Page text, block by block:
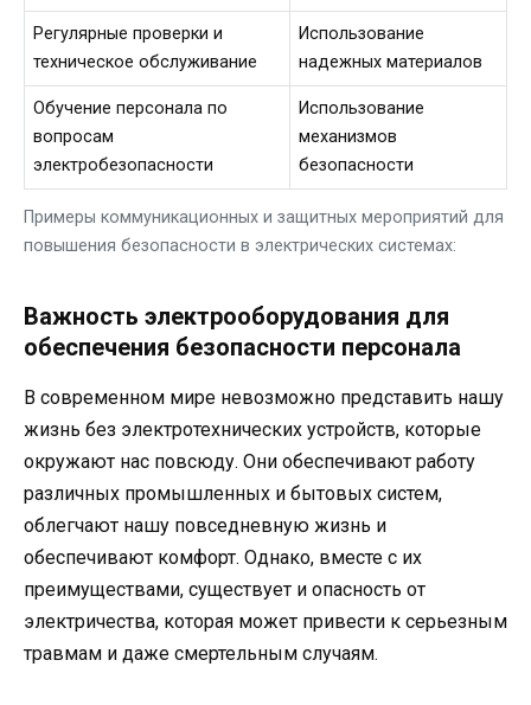
Примеры коммуникационных и защитных мероприятий для
повышения безопасности в электрических системах:
Регулярные проверки и
техническое обслуживание
Использование
надежных материалов
Обучение персонала по
вопросам
электробезопасности
Использование
механизмов
безопасности
Важность электрооборудования для
обеспечения безопасности персонала
В современном мире невозможно представить нашу
жизнь без электротехнических устройств, которые
окружают нас повсюду. Они обеспечивают работу
различных промышленных и бытовых систем,
облегчают нашу повседневную жизнь и
обеспечивают комфорт. Однако, вместе с их
преимуществами, существует и опасность от
электричества, которая может привести к серьезным
травмам и даже смертельным случаям.